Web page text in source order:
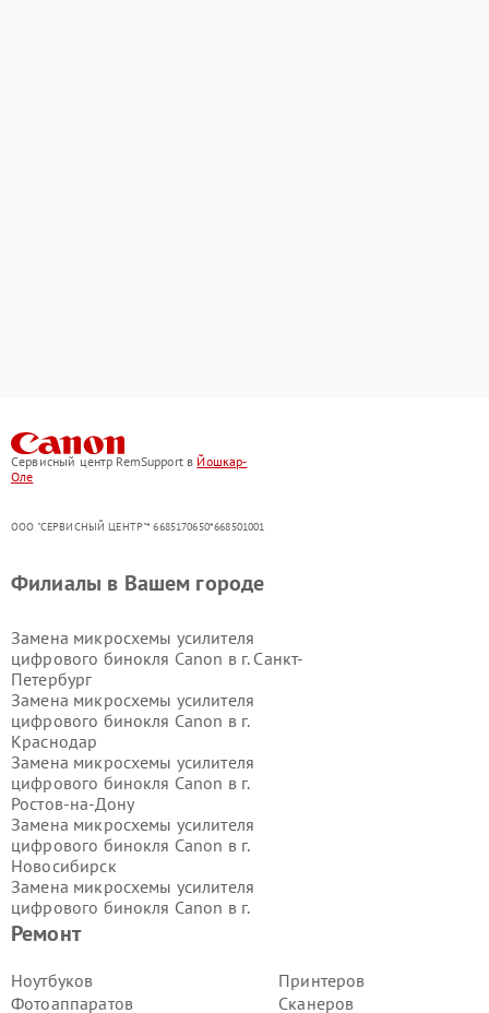
Сервисный центр RemSupport в Йошкар-
Оле
ООО "СЕРВИСНЫЙ ЦЕНТР"* 6685170650*668501001
Ремонт
Ноутбуков
Фотоаппаратов
Принтеров
Сканеров
Филиалы в Вашем городе
Замена микросхемы усилителя
цифрового бинокля Canon в г. Санкт-
Петербург
Замена микросхемы усилителя
цифрового бинокля Canon в г.
Краснодар
Замена микросхемы усилителя
цифрового бинокля Canon в г.
Ростов-на-Дону
Замена микросхемы усилителя
цифрового бинокля Canon в г.
Новосибирск
Замена микросхемы усилителя
цифрового бинокля Canon в г.
Екатеринбург
цифрового бинокля Canon в г.
Казань